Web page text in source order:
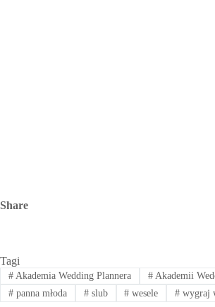
Share
Tagi
#Akademia Wedding Plannera #Akademii
#panna młoda #slub # wesele # wygraj